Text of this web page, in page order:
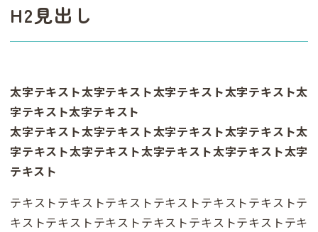
H2見出し
太字テキスト太字テキスト太字テキスト太字テキスト太
字テキスト太字テキスト
太字テキスト太字テキスト太字テキスト太字テキスト太
字テキスト太字テキスト太字テキスト太字テキスト太字
テキスト
テキストテキストテキストテキストテキストテキストテ
キストテキストテキストテキストテキストテキストテキ